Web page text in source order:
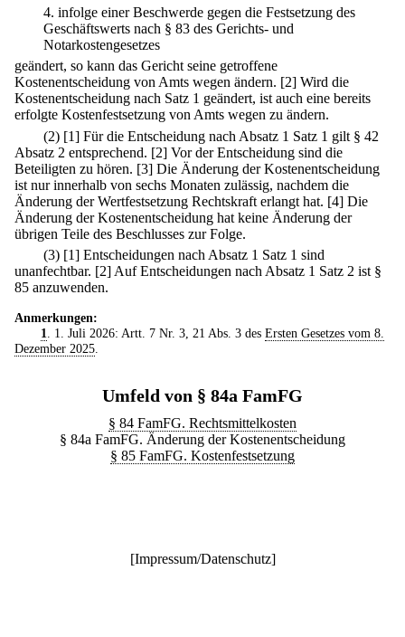
4. infolge einer Beschwerde gegen die Festsetzung des
Geschäftswerts nach § 83 des Gerichts- und
Notarkostengesetzes
geändert, so kann das Gericht seine getroffene
Kostenentscheidung von Amts wegen ändern. [2] Wird die
Kostenentscheidung nach Satz 1 geändert, ist auch eine bereits
erfolgte Kostenfestsetzung von Amts wegen zu ändern.
(2) [1] Für die Entscheidung nach Absatz 1 Satz 1 gilt § 42
Absatz 2 entsprechend. [2] Vor der Entscheidung sind die
Beteiligten zu hören. [3] Die Änderung der Kostenentscheidung
ist nur innerhalb von sechs Monaten zulässig, nachdem die
Änderung der Wertfestsetzung Rechtskraft erlangt hat. [4] Die
Änderung der Kostenentscheidung hat keine Änderung der
übrigen Teile des Beschlusses zur Folge.
(3) [1] Entscheidungen nach Absatz 1 Satz 1 sind
unanfechtbar. [2] Auf Entscheidungen nach Absatz 1 Satz 2 ist §
85 anzuwenden.
Anmerkungen:
1
. 1. Juli 2026: Artt. 7 Nr. 3, 21 Abs. 3 des Ersten Gesetzes vom 8.
Dezember 2025
Umfeld von § 84a FamFG
§ 84 FamFG. Rechtsmittelkosten
§ 84a FamFG. Änderung der Kostenentscheidung
§ 85 FamFG. Kostenfestsetzung
[Impressum/Datenschutz]